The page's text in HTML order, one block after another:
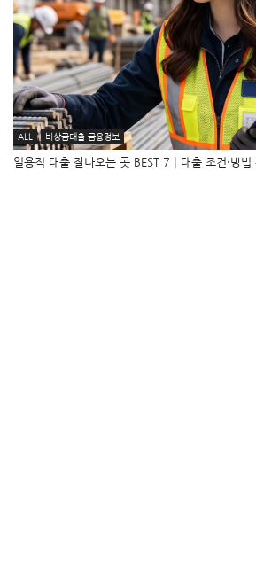
ALL 비상금대출·금융정보
일용직 대출 잘나오는 곳 BEST 7│대출 조건·방법